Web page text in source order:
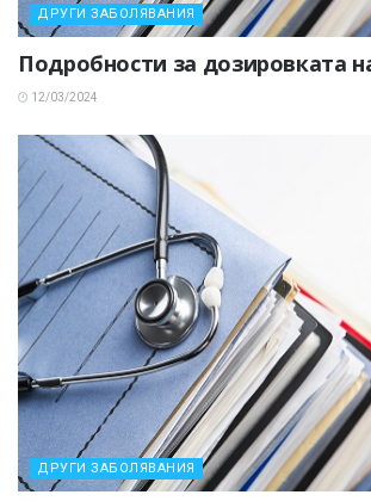
ДРУГИ ЗАБОЛЯВАНИЯ
Подробности за дозировката
12/03/2024
ДРУГИ ЗАБОЛЯВАНИЯ